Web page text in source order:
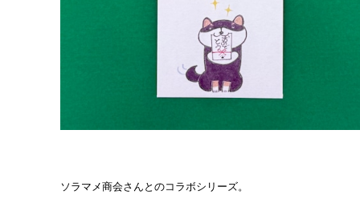
ソラマメ商会さんとのコラボシリーズ。